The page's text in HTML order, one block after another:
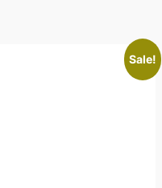
Sale!